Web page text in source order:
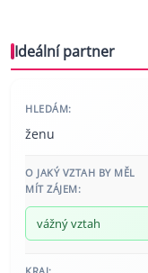
Ideální partner
HLEDÁM:
ženu
O JAKÝ VZTAH BY MĚL
MÍT ZÁJEM:
vážný vztah